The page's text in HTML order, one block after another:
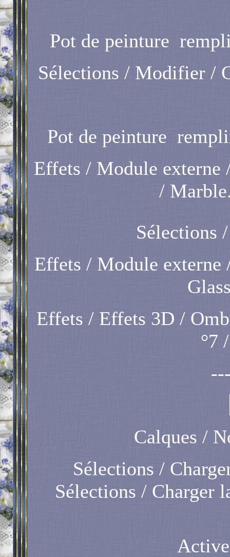
Pot de peinture
Sélections / Modifier /
Pot de peinture
Effets / Module externe
/
Sélections
Effets / Module
Effets / Effets 3D /
°7
Calques /
Sélections /
Sélections / Charger